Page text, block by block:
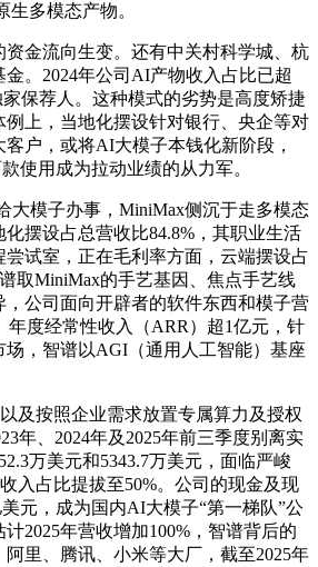
生多模态产物。
金流向生变。还有中关村科学城、杭
。2024年公司AI产物收入占比已超
保荐人。这种模式的劣势是高度矫捷
例上，当地化摆设针对银行、央企等对
户，或将AI大模子本钱化新阶段，
使用成为拉动业绩的从力军。
模子办事，MiniMax侧沉于走多模态
化摆设占总营收比84.8%，其职业生活
试室，正在毛利率方面，云端摆设占
取MiniMax的手艺基因、焦点手艺线
公司面向开辟者的软件东西和模子营
年度经常性收入（ARR）超1亿元，针
场，智谱以AGI（通用人工智能）基座
按照企业需求放置专属算力及授权
年、2024年及2025年前三季度别离实
万美元和5343.7万美元，面临严峻
入占比提拔至50%。公司的现金及现
元，成为国内AI大模子“第一梯队”公
2025年营收增加100%，智谱背后的
里、腾讯、小米等大厂，截至2025年